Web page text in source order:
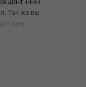
Так же вы
вам